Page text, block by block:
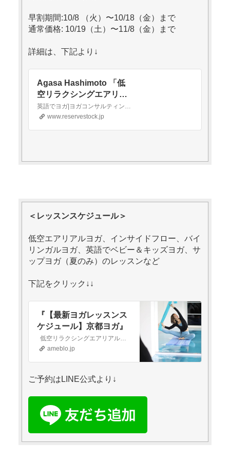
早割期間:10/8 （火）〜10/18（金）まで
通常価格: 10/19（土）〜11/8（金）まで
詳細は、下記より↓
Agasa Hashimoto 「低
空リラクシングエアリア
ルヨガ 指導者養成講座」
2024/11/19・11/26 - リザ
スト
英語でヨガ|ヨガコンサルティング|集客|ヨガ英会話|売り上げアップ Ole Yoga Consulting ライフコーチ Agasa Hashimoto
www.reservestock.jp
＜レッスンスケジュール＞
低空エアリアルヨガ、インサイドフロー、バイ
リンガルヨガ、英語でベビー＆キッズヨガ、サ
ップヨガ（夏のみ）のレッスンなど
下記をクリック↓↓
『【最新ヨガレッスンス
ケジュール】京都ヨガ』
低空リラクシングエアリアルヨガ ・10月7日（月）10:00-11:00西院Dice Cafe🔹低空→ 残り1 🌟Special 企画🌟・10月12日…
ameblo.jp
ご予約はLINE公式より↓